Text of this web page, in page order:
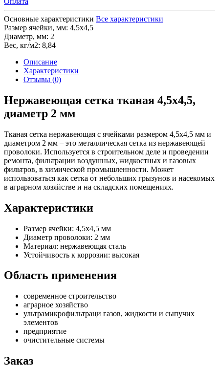
Основные характеристики Все характеристики
Размер ячейки, мм: 4,5х4,5
Диаметр, мм: 2
Вес, кг/м2: 8,84
Описание
Характеристики
Отзывы (0)
Нержавеющая сетка тканая 4,5х4,5,
диаметр 2 мм
Тканая сетка нержавеющая с ячейками размером 4,5х4,5 мм и
диаметром 2 мм – это металлическая сетка из нержавеющей
проволоки. Используется в строительном деле и проведении
ремонта, фильтрации воздушных, жидкостных и газовых
фильтров, в химической промышленности. Может
использоваться как сетка от небольших грызунов и насекомых
в аграрном хозяйстве и на складских помещениях.
Характеристики
Размер ячейки: 4,5х4,5 мм
Диаметр проволоки: 2 мм
Материал: нержавеющая сталь
Устойчивость к коррозии: высокая
Область применения
современное строительство
аграрное хозяйство
ультрамикрофильтраци газов, жидкости и сыпучих
элементов
предприятие
очистительные системы
Заказ